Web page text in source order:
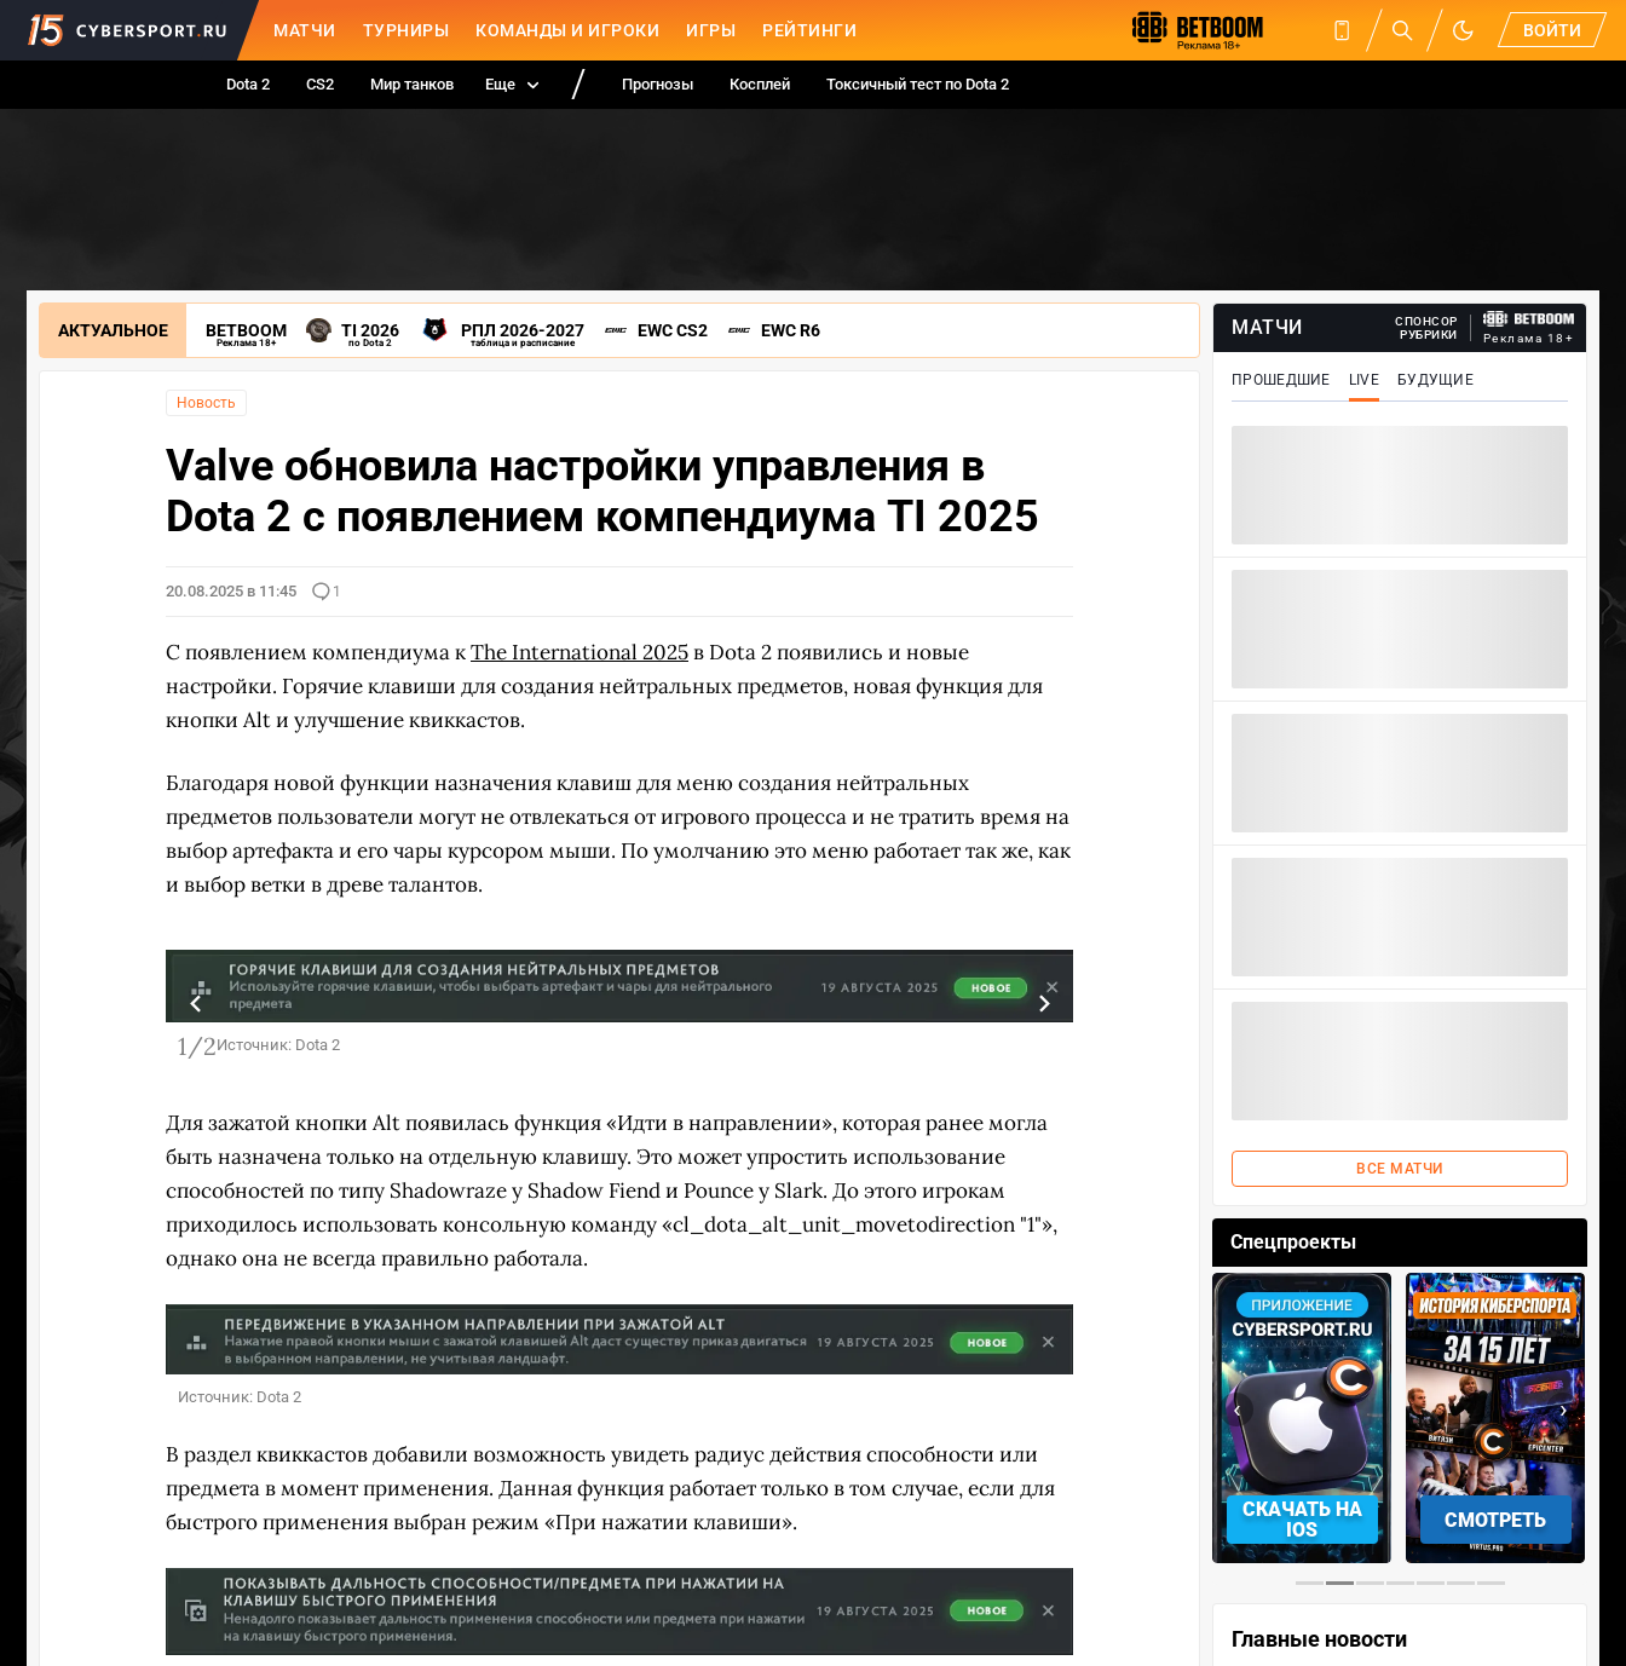
МАТЧИ ТУРНИРЫ КОМАНДЫ И ИГРОКИ ИГРЫ РЕЙТИНГИ ВОЙТИ
Dota 2 CS2 Мир танков Еще Прогнозы Косплей Токсичный тест по Dota 2
АКТУАЛЬНОЕ BETBOOM
Реклама 18+
TI 2026
по Dota 2
РПЛ 2026-2027
таблица и расписание
EWC CS2 EWC R6
Новость
Valve обновила настройки управления в
Dota 2 с появлением компендиума TI 2025
20.08.2025 в 11:45 1
С появлением компендиума кThe International 2025в Dota 2 появились и новые
настройки. Горячие клавиши для создания нейтральных предметов, новая функция для
кнопки Alt и улучшение квиккастов.
Благодаря новой функции назначения клавиш для меню создания нейтральных
предметов пользователи могут не отвлекаться от игрового процесса и не тратить время на
выбор артефакта и его чары курсором мыши. По умолчанию это меню работает так же, как
и выбор ветки в древе талантов.
1/2Источник: Dota 2
Для зажатой кнопки Alt появилась функция «Идти в направлении», которая ранее могла
быть назначена только на отдельную клавишу. Это может упростить использование
способностей по типу Shadowraze у Shadow Fiend и Pounce у Slark. До этого игрокам
приходилось использовать консольную команду «cl_dota_alt_unit_movetodirection "1"»,
однако она не всегда правильно работала.
Источник: Dota 2
В раздел квиккастов добавили возможность увидеть радиус действия способности или
предмета в момент применения. Данная функция работает только в том случае, если для
быстрого применения выбран режим «При нажатии клавиши».
МАТЧИ
СПОНСОР
РУБРИКИ
Реклама 18+
ПРОШЕДШИЕ LIVE БУДУЩИЕ
ВСЕ МАТЧИ
Спецпроекты
ПЕРЕЙТИ
СКАЧАТЬ НА
IOS
СМОТРЕТЬ
‹ ›
Главные новости